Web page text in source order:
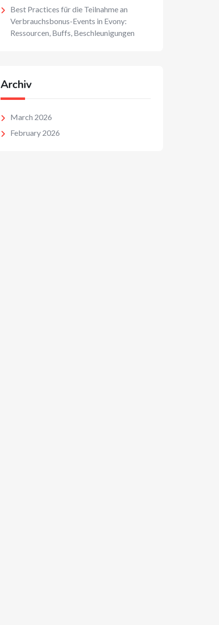
Best Practices für die Teilnahme an
Verbrauchsbonus-Events in Evony:
Ressourcen, Buffs, Beschleunigungen
Archiv
March 2026
February 2026